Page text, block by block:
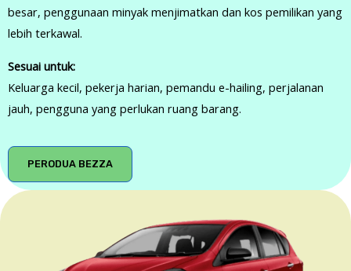
besar, penggunaan minyak menjimatkan dan kos pemilikan yang
lebih terkawal.
Sesuai untuk:
Keluarga kecil, pekerja harian, pemandu e-hailing, perjalanan
jauh, pengguna yang perlukan ruang barang.
PERODUA BEZZA